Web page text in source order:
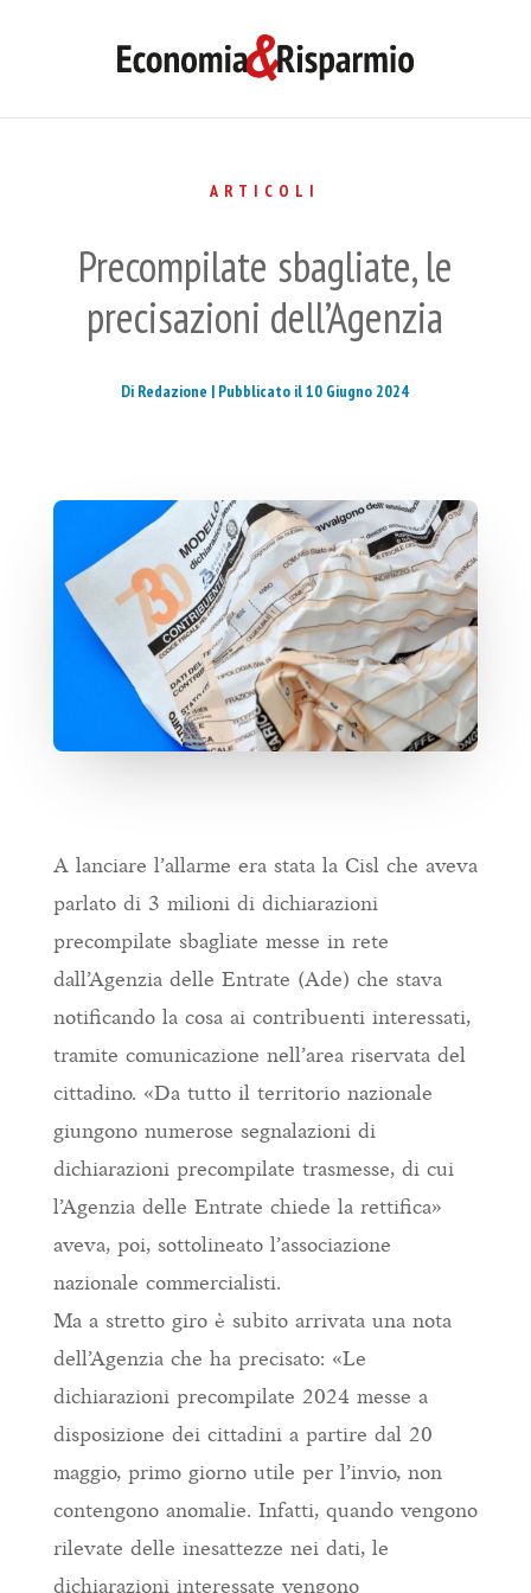
ARTICOLI
Precompilate sbagliate, le
precisazioni dell’Agenzia
Di Redazione | Pubblicato il 10 Giugno 2024
A lanciare l’allarme era stata la Cisl che aveva
parlato di 3 milioni di dichiarazioni
precompilate sbagliate messe in rete
dall’Agenzia delle Entrate (Ade) che stava
notificando la cosa ai contribuenti interessati,
tramite comunicazione nell’area riservata del
cittadino. «Da tutto il territorio nazionale
giungono numerose segnalazioni di
dichiarazioni precompilate trasmesse, di cui
l’Agenzia delle Entrate chiede la rettifica»
aveva, poi, sottolineato l’associazione
nazionale commercialisti.
Ma a stretto giro è subito arrivata una nota
dell’Agenzia che ha precisato: «Le
dichiarazioni precompilate 2024 messe a
disposizione dei cittadini a partire dal 20
maggio, primo giorno utile per l’invio, non
contengono anomalie. Infatti, quando vengono
rilevate delle inesattezze nei dati, le
dichiarazioni interessate vengono